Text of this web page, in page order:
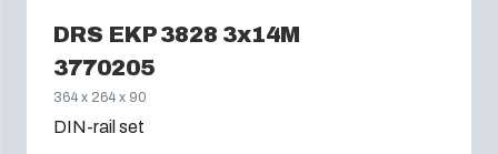
DRS EKP 3828 3x14M
3770205
364 x 264 x 90
DIN-rail set